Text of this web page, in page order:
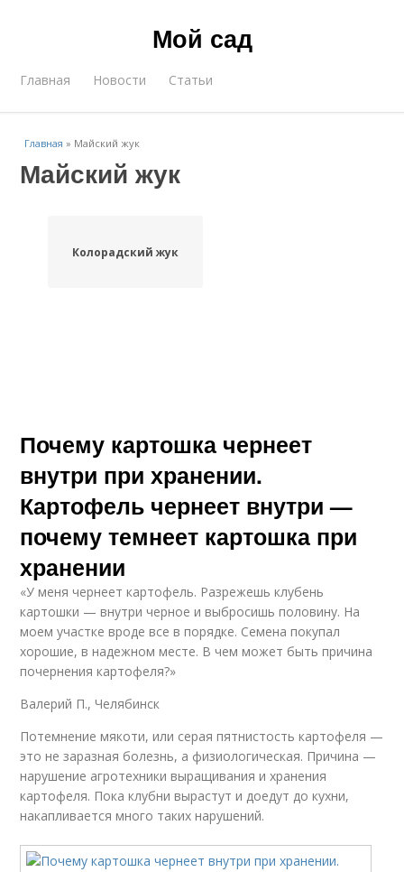
Мой сад
Главная Новости Статьи
Главная » Майский жук
Майский жук
Колорадский жук
Почему картошка чернеет
внутри при хранении.
Картофель чернеет внутри —
почему темнеет картошка при
хранении
«У меня чернеет картофель. Разрежешь клубень
картошки — внутри черное и выбросишь половину. На
моем участке вроде все в порядке. Семена покупал
хорошие, в надежном месте. В чем может быть причина
почернения картофеля?»
Валерий П., Челябинск
Потемнение мякоти, или серая пятнистость картофеля —
это не заразная болезнь, а физиологическая. Причина —
нарушение агротехники выращивания и хранения
картофеля. Пока клубни вырастут и доедут до кухни,
накапливается много таких нарушений.